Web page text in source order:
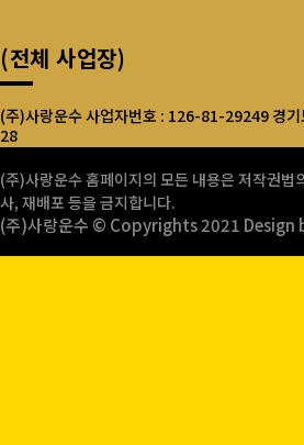
(전체 사업장)
(주)사랑운수 사업자번호 : 126-81-29249 경
28
서울사랑운수(주) 사업자번호 : 126-81-13145
수반애@ 상가 B101호
서울사랑운수(주)인천지점 사업자번호 : 331-
(주)사랑운수 홈페이지의 모든 내용은 저작권법
사, 재배포 등을 금지합니다.
(주)사랑운수 © Copyrights 2021 Design